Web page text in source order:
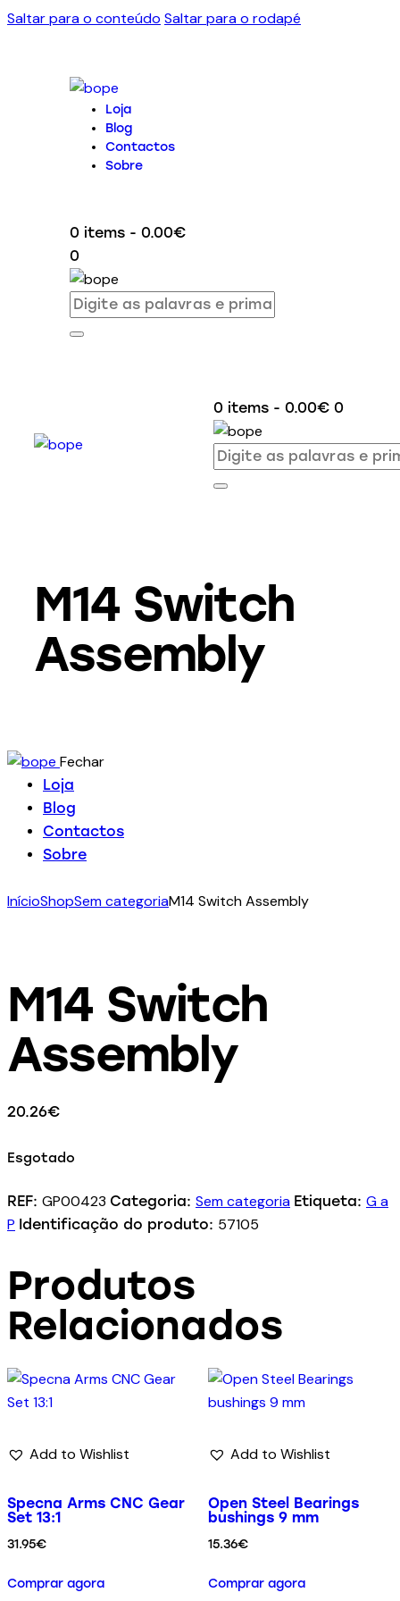
Saltar para o conteúdo Saltar para o rodapé
Loja
Blog
Contactos
Sobre
0 items - 0.00€
0
0 items - 0.00€ 0
M14 Switch
Assembly
Fechar
Loja
Blog
Contactos
Sobre
InícioShopSem categoriaM14 Switch Assembly
M14 Switch
Assembly
20.26€
Esgotado
REF: GP00423 Categoria: Sem categoria Etiqueta: G a
P Identificação do produto: 57105
Produtos
Relacionados
Add to Wishlist
Specna Arms CNC Gear
Set 13:1
31.95€
Comprar agora
Add to Wishlist
Open Steel Bearings
bushings 9 mm
15.36€
Comprar agora